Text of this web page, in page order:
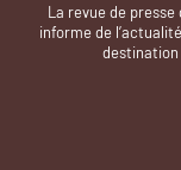
La revue de presse
informe de
destination